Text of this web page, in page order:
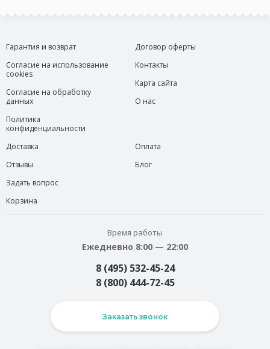
Гарантия и возврат
Согласие на использование
cookies
Согласие на обработку
данных
Политика
конфиденциальности
Договор оферты
Контакты
Карта сайта
О нас
Доставка
Отзывы
Задать вопрос
Корзина
Оплата
Блог
Время работы
Ежедневно 8:00 — 22:00
8 (495) 532-45-24
8 (800) 444-72-45
Заказать звонок